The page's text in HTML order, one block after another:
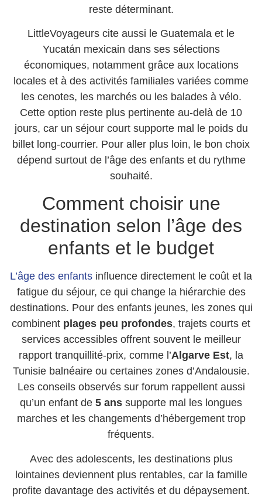
reste déterminant.
LittleVoyageurs cite aussi le Guatemala et le
Yucatán mexicain dans ses sélections
économiques, notamment grâce aux locations
locales et à des activités familiales variées comme
les cenotes, les marchés ou les balades à vélo.
Cette option reste plus pertinente au-delà de 10
jours, car un séjour court supporte mal le poids du
billet long-courrier. Pour aller plus loin, le bon choix
dépend surtout de l’âge des enfants et du rythme
souhaité.
Comment choisir une
destination selon l’âge des
enfants et le budget
L’âge des enfants influence directement le coût et la
fatigue du séjour, ce qui change la hiérarchie des
destinations. Pour des enfants jeunes, les zones qui
combinent plages peu profondes, trajets courts et
services accessibles offrent souvent le meilleur
rapport tranquillité-prix, comme l’Algarve Est, la
Tunisie balnéaire ou certaines zones d’Andalousie.
Les conseils observés sur forum rappellent aussi
qu’un enfant de 5 ans supporte mal les longues
marches et les changements d’hébergement trop
fréquents.
Avec des adolescents, les destinations plus
lointaines deviennent plus rentables, car la famille
profite davantage des activités et du dépaysement.